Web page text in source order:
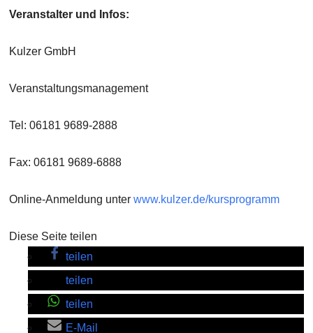
Veranstalter und Infos:
Kulzer GmbH
Veranstaltungsmanagement
Tel: 06181 9689-2888
Fax: 06181 9689-6888
Online-Anmeldung unterwww.kulzer.de/kursprogramm
Diese Seite teilen
teilen
teilen
teilen
E-Mail